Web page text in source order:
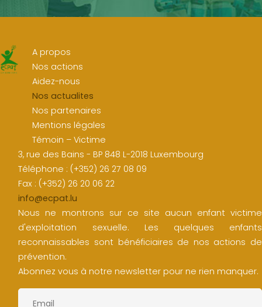
A propos
Nos actions
Aidez-nous
Nos actualites
Nos partenaires
Mentions légales
Témoin – Victime
3, rue des Bains - BP 848 L-2018 Luxembourg
Téléphone : (+352) 26 27 08 09
Fax : (+352) 26 20 06 22
info@ecpat.lu
Nous ne montrons sur ce site aucun enfant victime
d'exploitation sexuelle. Les quelques enfants
reconnaissables sont bénéficiaires de nos actions de
prévention.
Abonnez vous à notre newsletter pour ne rien manquer.